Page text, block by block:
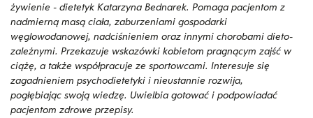
żywienie - dietetyk Katarzyna Bednarek. Pomaga pacjentom z
nadmierną masą ciała, zaburzeniami gospodarki
węglowodanowej, nadciśnieniem oraz innymi chorobami dieto-
zależnymi. Przekazuje wskazówki kobietom pragnącym zajść w
ciążę, a także współpracuje ze sportowcami. Interesuje się
zagadnieniem psychodietetyki i nieustannie rozwija,
pogłębiając swoją wiedzę. Uwielbia gotować i podpowiadać
pacjentom zdrowe przepisy.